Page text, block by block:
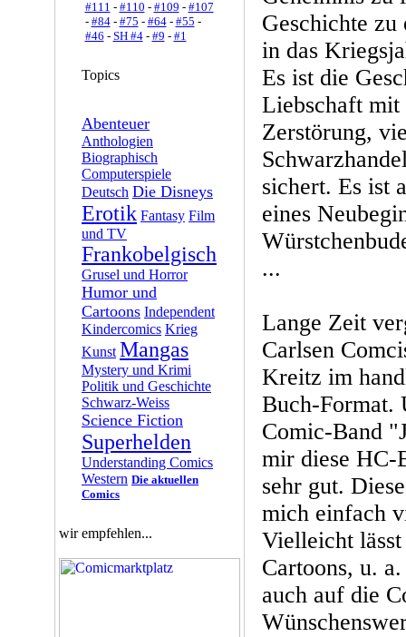
#111 - #110 - #109 - #107
- #84- #75 - #64- #55 -
#46 - SH #4- #9 - #1
Topics
Abenteuer
Anthologien
Biographisch
Computerspiele
Deutsch Die Disneys
Erotik Fantasy Film
und TV
Frankobelgisch
Grusel und Horror
Humor und
Cartoons Independent
Kindercomics Krieg
Kunst Mangas
Mystery und Krimi
Politik und Geschichte
Schwarz-Weiss
Science Fiction
Superhelden
Understanding Comics
Western Die aktuellen
Comics
wir empfehlen...
Geschichte
in das
Es ist die
Liebschaft mit
Zerstörung,
sichert. Es ist
eines
...
Lange Zeit
Carlsen
Kreitz im
Buch-Format.
Comic-Band
mir diese HC-
sehr gut.
mich einfach
Vielleicht
Cartoons, u.
auch auf die